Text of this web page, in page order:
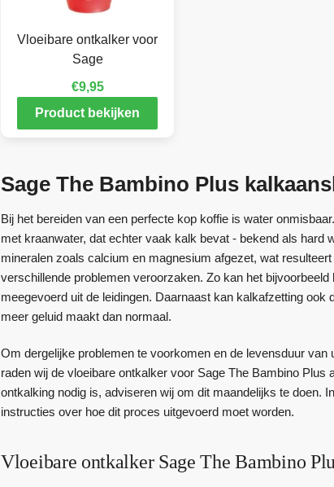
Vloeibare ontkalker voor
Sage
€9,95
Product bekijken
Sage The Bambino Plus
Bij het bereiden van een perfecte kop koffie is water
met kraanwater, dat echter vaak kalk bevat - bekend als hard
mineralen zoals calcium en magnesium afgezet, wat
verschillende problemen veroorzaken. Zo kan het
meegevoerd uit de leidingen. Daarnaast kan kalkafzetting
meer geluid maakt dan normaal.
Om dergelijke problemen te voorkomen en de levensduur
raden wij de vloeibare ontkalker voor Sage The Bambino
ontkalking nodig is, adviseren wij om dit maandelijks te doen.
instructies over hoe dit proces uitgevoerd moet worden.
Vloeibare ontkalker Sage The Bambino